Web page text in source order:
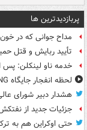
پربازدیدترین ها
مداح جوانی که در
تأیید ربایش و قتل
خدمه ناو لینکلن: پس از ۸ ماه حضور در دریا خسته و درمانده‌
لحظه انفجار جایگاه CNG "صحنه" در دوربین مداربسته
هشدار دبیر شورای
جزئیات جدید از
حتی اوکراین هم به